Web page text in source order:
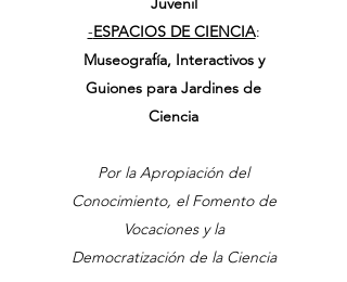
-ESPACIOS DE CIENCIA:
Museografía, Interactivos y
Guiones para Jardines de
Ciencia
Por la Apropiación del
Conocimiento, el Fomento de
Vocaciones y la
Democratización de la Ciencia